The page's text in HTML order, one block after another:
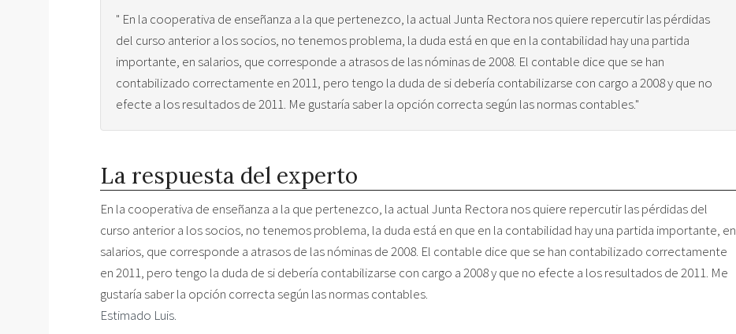
" En la cooperativa de enseñanza a la que pertenezco, la actual Junta Rectora nos quiere repercutir las pérdidas
del curso anterior a los socios, no tenemos problema, la duda está en que en la contabilidad hay una partida
importante, en salarios, que corresponde a atrasos de las nóminas de 2008. El contable dice que se han
contabilizado correctamente en 2011, pero tengo la duda de si debería contabilizarse con cargo a 2008 y que no
efecte a los resultados de 2011. Me gustaría saber la opción correcta según las normas contables."
La respuesta del experto
En la cooperativa de enseñanza a la que pertenezco, la actual Junta Rectora nos quiere repercutir las pérdidas del
curso anterior a los socios, no tenemos problema, la duda está en que en la contabilidad hay una partida importante, en
salarios, que corresponde a atrasos de las nóminas de 2008. El contable dice que se han contabilizado correctamente
en 2011, pero tengo la duda de si debería contabilizarse con cargo a 2008 y que no efecte a los resultados de 2011. Me
gustaría saber la opción correcta según las normas contables.
Estimado Luis.